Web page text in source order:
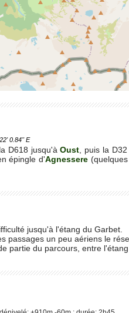
0.84'' E
D618 jusqu'àOust , puis la
épingle d'Agnessere
jusqu'à l'étang du Garbet.
passages un peu aériens le
partie du parcours, entre